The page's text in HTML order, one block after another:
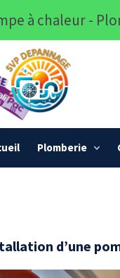
à chaleur -
Plomberie
d’une